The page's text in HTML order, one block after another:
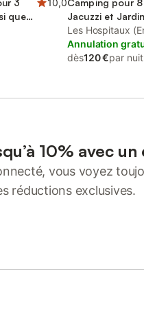
3
que
10,0Camping pour
Jacuzzi et Jardin
Les Hospitaux
Annulation
dès120 €par nuit
10% avec
vous voyez
réductions exclusives.